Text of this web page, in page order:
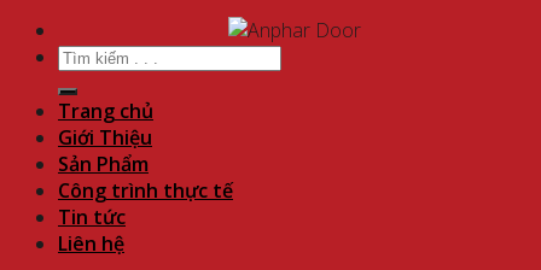
Tìm
kiếm:
Trang chủ
Giới Thiệu
Sản Phẩm
Công trình thực tế
Tin tức
Liên hệ